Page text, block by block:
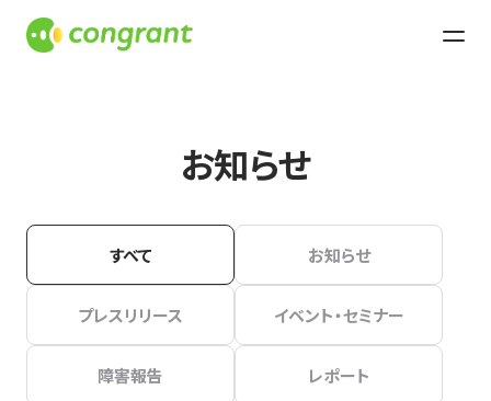
お知らせ
すべて お知らせ
プレスリリース イベント・セミナー
障害報告 レポート